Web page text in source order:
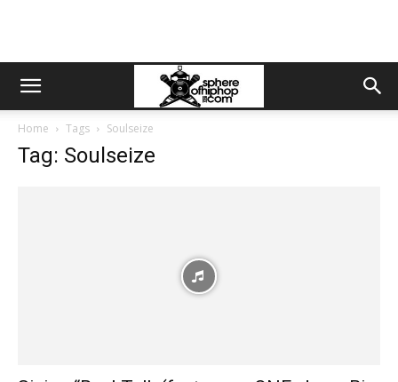
Home Tags Soulseize
Tag: Soulseize